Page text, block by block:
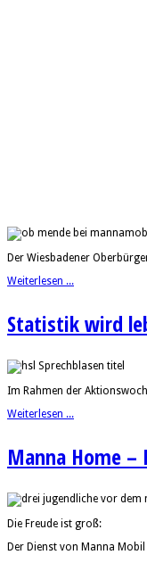
Der Wiesbadener
Weiterlesen ...
Statistik wird
Im Rahmen der
Weiterlesen ...
Manna Home –
Die Freude ist groß:
Der Dienst von Manna